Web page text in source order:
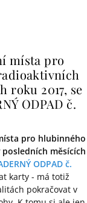
místa pro
roku 2017, se
ODPAD č.
pro hlubinného
měsících
ODPAD č.
karty - má totiž
pokračovat v